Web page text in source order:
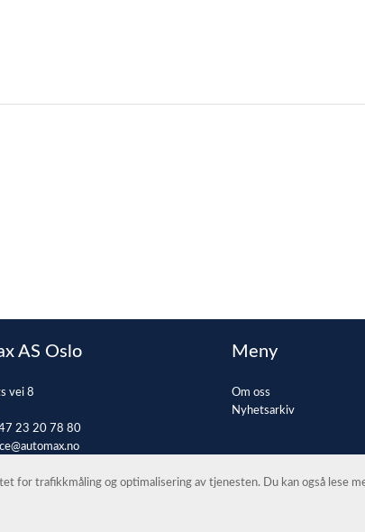
AS Oslo
vei 8
23 20 78 80
Meny
Om oss
Nyhetsarkiv
for trafikkmåling og optimalisering av tjenesten. Du kan også lese